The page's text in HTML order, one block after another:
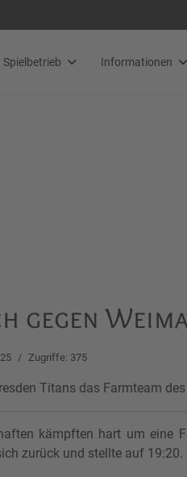
Spielbetrieb Informationen
gegen
Zugriffe: 375
Titans das Farmteam
kämpften hart um eine
zurück und stellte auf 19:20.